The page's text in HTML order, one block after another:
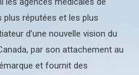
plus réputées et les plus
d’une nouvelle vision du
par son attachement au
et fournit des